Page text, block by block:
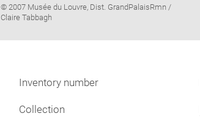
Image
caption:
© 2007 Musée du Louvre, Dist. GrandPalaisRmn /
Claire Tabbagh
Inventory number
Collection